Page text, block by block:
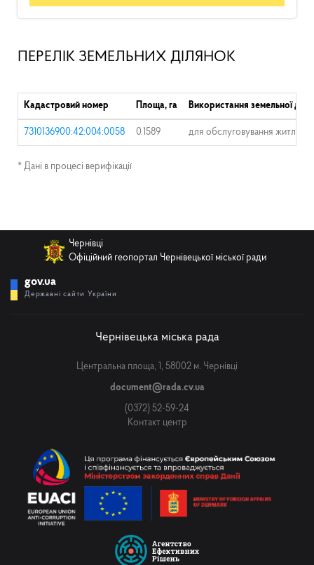
ПЕРЕЛІК ЗЕМЕЛЬНИХ ДІЛЯНОК
Кадастровий номер Площа, га Використання земельної
7310136900:42:004:0058 0.1589 для обслуговування
* Дані в процесі верифікації
Чернівці
Офіційний геопортал Чернівецької міської ради
gov.ua
Державні сайти України
Чернівецька міська рада
Центральна площа, 1, 58002 м. Чернівці
document@rada.cv.ua
(0372) 52-59-24
Контакт центр